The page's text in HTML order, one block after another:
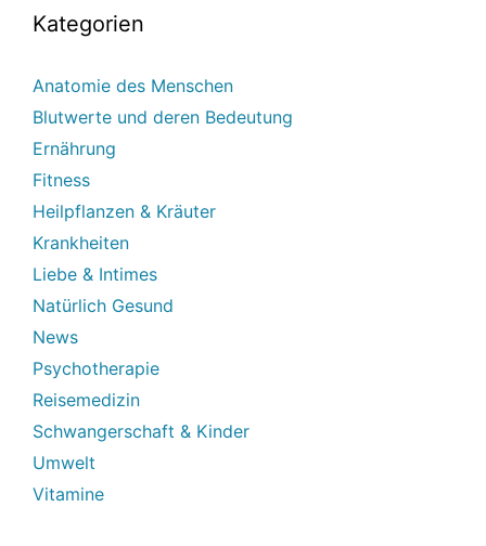
Kategorien
Anatomie des Menschen
Blutwerte und deren Bedeutung
Ernährung
Fitness
Heilpflanzen & Kräuter
Krankheiten
Liebe & Intimes
Natürlich Gesund
News
Psychotherapie
Reisemedizin
Schwangerschaft & Kinder
Umwelt
Vitamine